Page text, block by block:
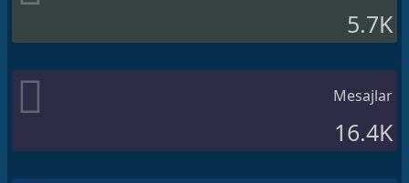
5.7K
Mesajlar
16.4K